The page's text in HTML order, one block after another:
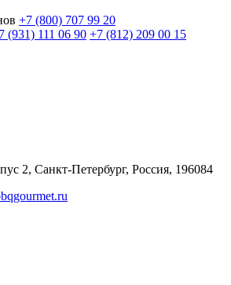
+7 (800) 707 99 20
(931) 111 06 90 +7 (812) 209 00 15
2, Санкт-Петербург, Россия, 196084